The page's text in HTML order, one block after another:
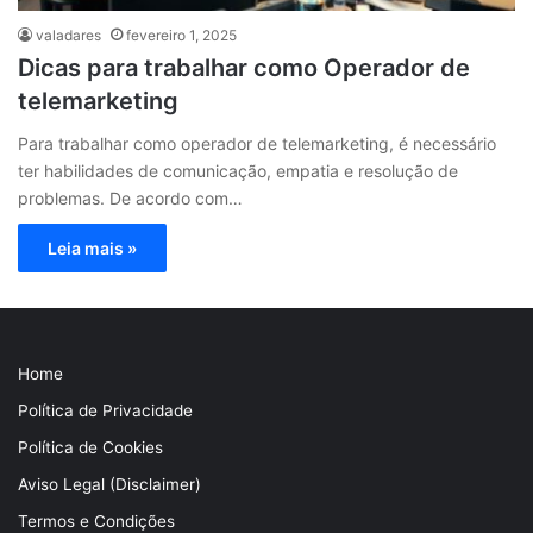
valadares fevereiro 1, 2025
Dicas para trabalhar como Operador de
telemarketing
Para trabalhar como operador de telemarketing, é necessário
ter habilidades de comunicação, empatia e resolução de
problemas. De acordo com…
Leia mais »
Home
Política de Privacidade
Política de Cookies
Aviso Legal (Disclaimer)
Termos e Condições